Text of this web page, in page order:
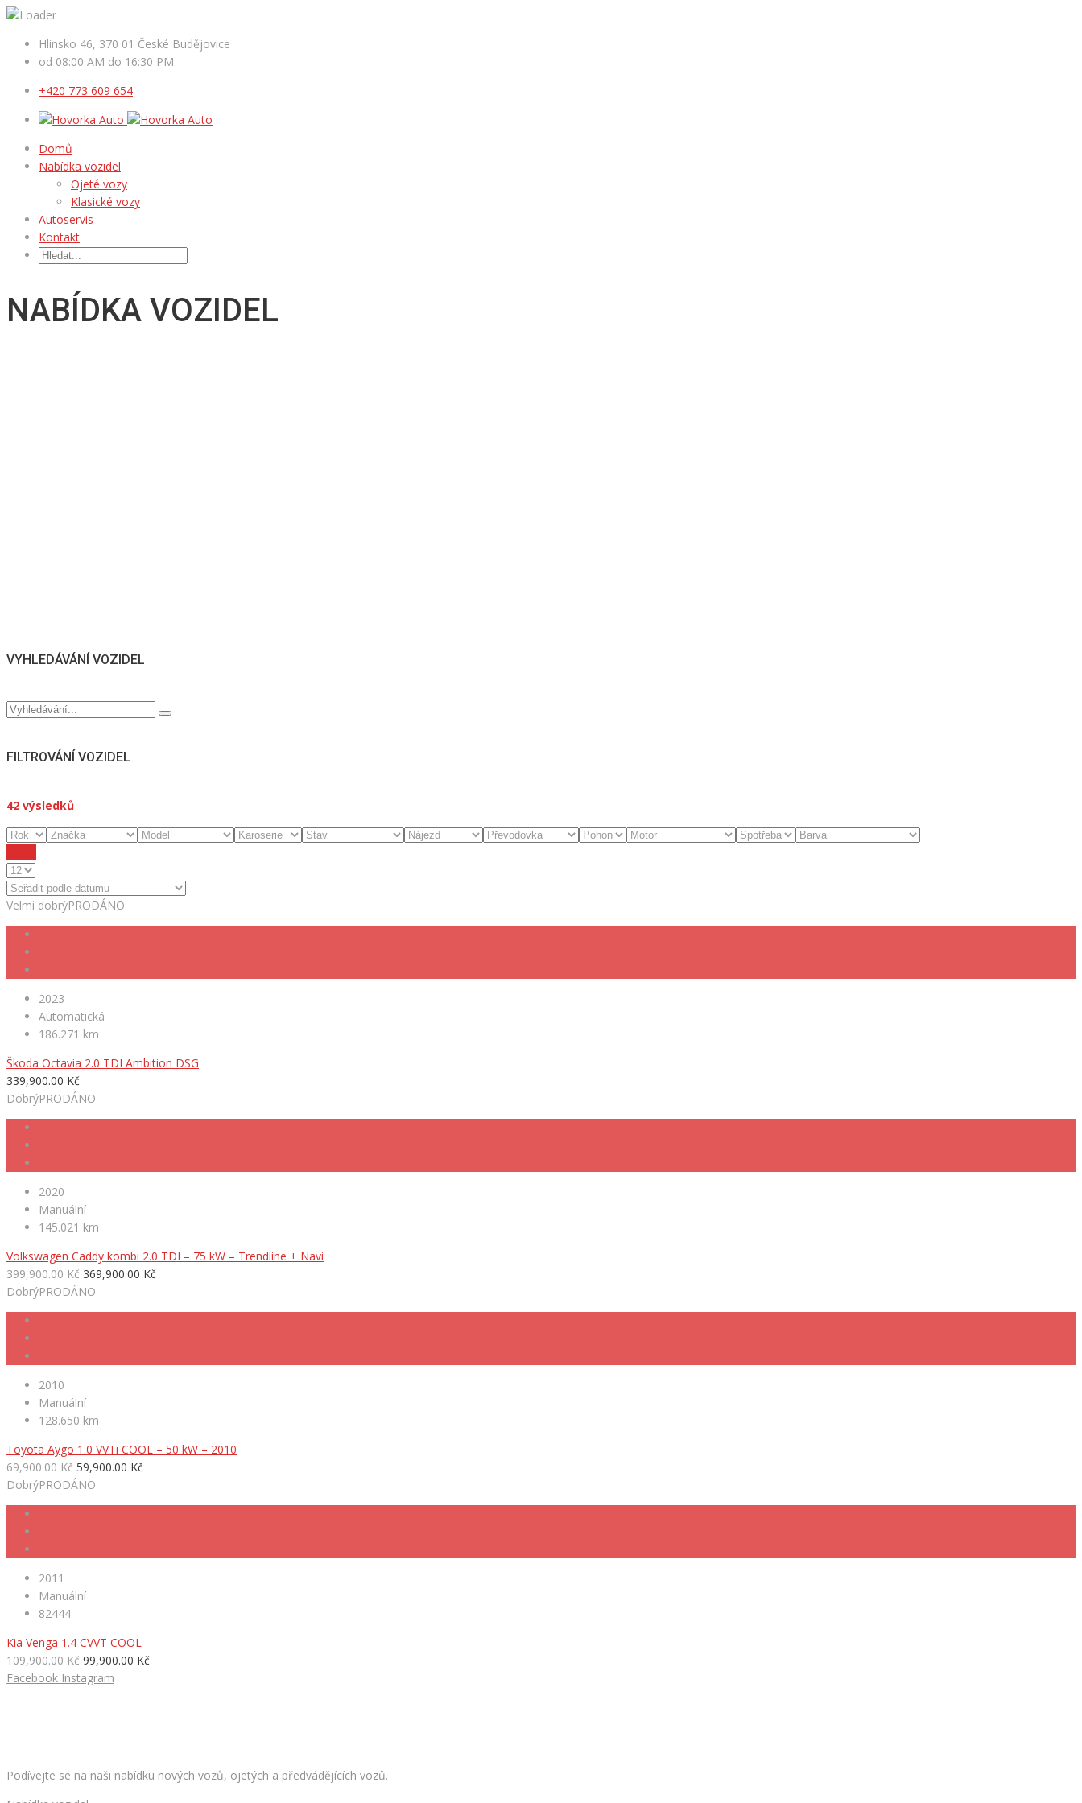
Hlinsko 46, 370 01 České Budějovice
od 08:00 AM do 16:30 PM
+420 773 609 654
Domů
Nabídka vozidel
Ojeté vozy
Klasické vozy
Autoservis
Kontakt
NABÍDKA VOZIDEL
VYHLEDÁVÁNÍ VOZIDEL
FILTROVÁNÍ VOZIDEL
42 výsledků
Velmi dobrýPRODÁNO
2023
Automatická
186.271 km
Škoda Octavia 2.0 TDI Ambition DSG
339,900.00 Kč
DobrýPRODÁNO
2020
Manuální
145.021 km
Volkswagen Caddy kombi 2.0 TDI – 75 kW – Trendline + Navi
399,900.00 Kč 369,900.00 Kč
DobrýPRODÁNO
2010
Manuální
128.650 km
Toyota Aygo 1.0 VVTi COOL – 50 kW – 2010
69,900.00 Kč 59,900.00 Kč
DobrýPRODÁNO
2011
Manuální
82444
Kia Venga 1.4 CVVT COOL
109,900.00 Kč 99,900.00 Kč
Facebook Instagram
Podívejte se na naši nabídku nových vozů, ojetých a předvádějících vozů.